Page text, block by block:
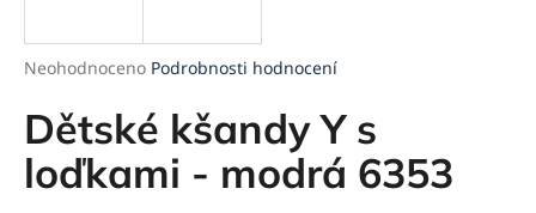
Průměrné
produktu
je
0,0
Neohodnoceno Podrobnosti hodnocení
Dětské kšandy Y s
loďkami - modrá 6353
j
t
?